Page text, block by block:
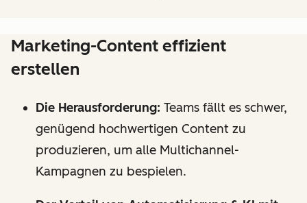
Marketing-Content effizient
erstellen
Die Herausforderung: Teams fällt es schwer,
genügend hochwertigen Content zu
produzieren, um alle Multichannel-
Kampagnen zu bespielen.